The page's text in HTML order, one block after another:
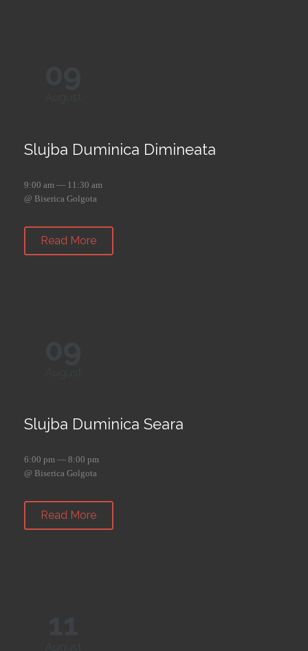
Slujba Duminica Dimineata
9:00 am — 11:30 am
@ Biserica Golgota
Read More
Slujba Duminica Seara
6:00 pm — 8:00 pm
@ Biserica Golgota
Read More